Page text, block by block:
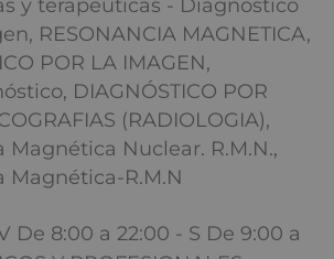
y terapeuticas - Diagnostico
RESONANCIA MAGNETICA,
POR LA IMAGEN,
DIAGNÓSTICO POR
(RADIOLOGIA),
Magnética Nuclear. R.M.N.,
Magnética-R.M.N
De 8:00 a 22:00 - S De 9:00 a